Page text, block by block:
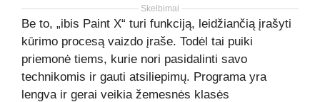
Skelbimai
Be to, „ibis Paint X“ turi funkciją, leidžiančią įrašyti
kūrimo procesą vaizdo įraše. Todėl tai puiki
priemonė tiems, kurie nori pasidalinti savo
technikomis ir gauti atsiliepimų. Programa yra
lengva ir gerai veikia žemesnės klasės